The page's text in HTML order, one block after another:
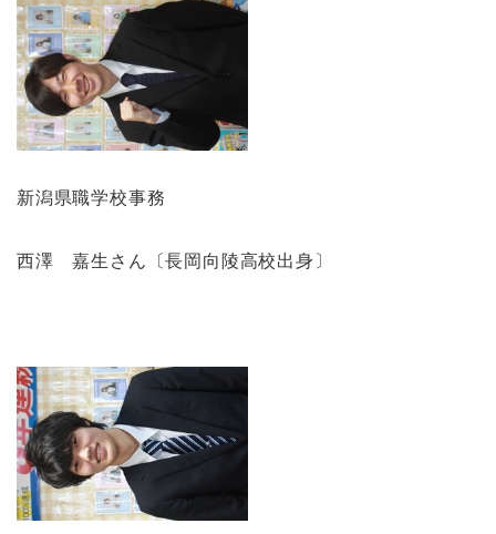
新潟県職学校事務
西澤 嘉生さん〔長岡向陵高校出身〕